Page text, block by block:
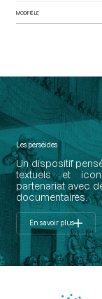
MODIFIÉ LE
Les perséides
Un dispositif
textuels et
partenariat avec
documentaires.
En savoir plus